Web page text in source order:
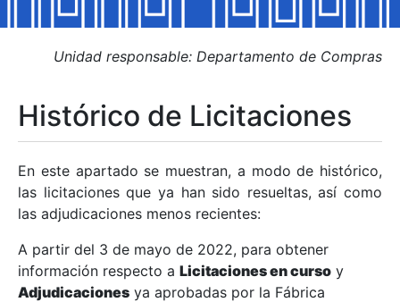
Mostrar/Ocultar
Mostrar/Ocultar
Mostrar/Ocultar
Mostrar/Ocultar
Unidad responsable: Departamento de Compras
Histórico de Licitaciones
En este apartado se muestran, a modo de histórico,
las licitaciones que ya han sido resueltas, así como
las adjudicaciones menos recientes:
A partir del 3 de mayo de 2022, para obtener
información respecto a Licitaciones en curso y
Adjudicaciones ya aprobadas por la Fábrica